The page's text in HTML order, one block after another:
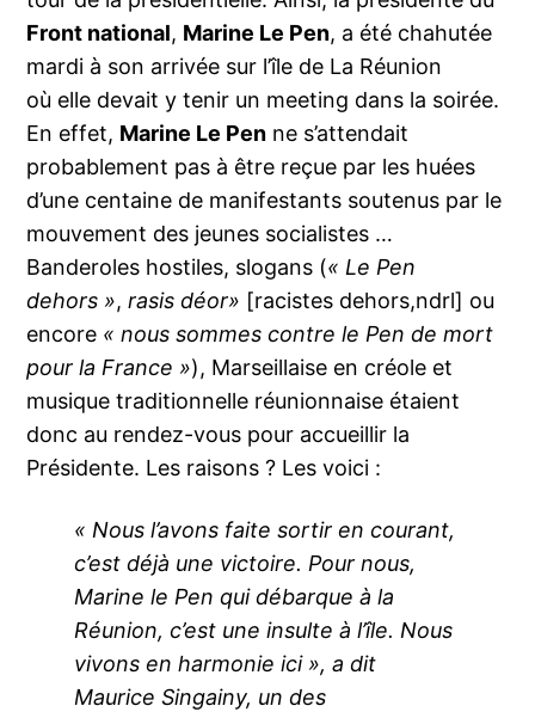
Front national, Marine Le Pen, a été chahutée
mardi à son arrivée sur l’île de La Réunion
où elle devait y tenir un meeting dans la soirée.
En effet, Marine Le Pen ne s’attendait
probablement pas à être reçue par les huées
d’une centaine de manifestants soutenus par le
mouvement des jeunes socialistes …
Banderoles hostiles, slogans (« Le Pen
dehors »,rasis déor» [racistes dehors,ndrl] ou
encore « nous sommes contre le Pen de mort
pour la France »), Marseillaise en créole et
musique traditionnelle réunionnaise étaient
donc au rendez-vous pour accueillir la
Présidente. Les raisons ? Les voici :
« Nous l’avons faite sortir en courant,
c’est déjà une victoire. Pour nous,
Marine le Pen qui débarque à la
Réunion, c’est une insulte à l’île. Nous
vivons en harmonie ici », a dit
Maurice Singainy, un des